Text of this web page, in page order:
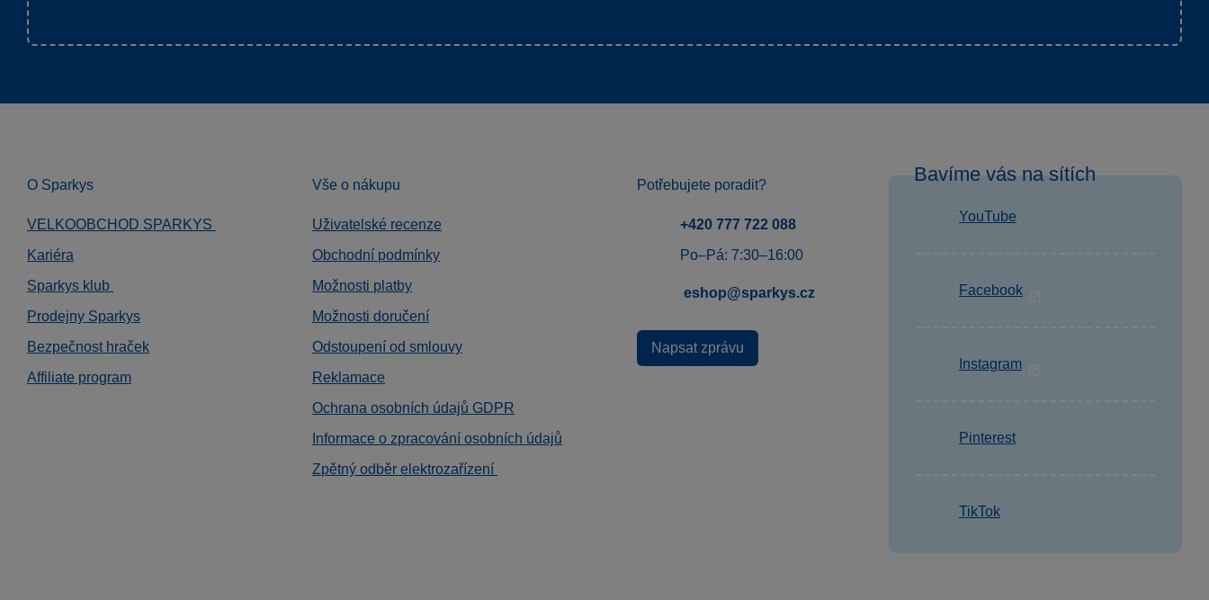
O Sparkys
VELKOOBCHOD SPARKYS
Kariéra
Sparkys klub
Prodejny Sparkys
Bezpečnost hraček
Affiliate program
Vše o nákupu
Uživatelské recenze
Obchodní podmínky
Možnosti platby
Možnosti doručení
Odstoupení od smlouvy
Reklamace
Ochrana osobních údajů GDPR
Informace o zpracování osobních údajů
Zpětný odběr elektrozařízení
Potřebujete poradit?
+420 777 722 088
Po–Pá: 7:30–16:00
eshop@sparkys.cz
Napsat zprávu
Bavíme vás na sítích
YouTube
Facebook
Instagram
Pinterest
TikTok